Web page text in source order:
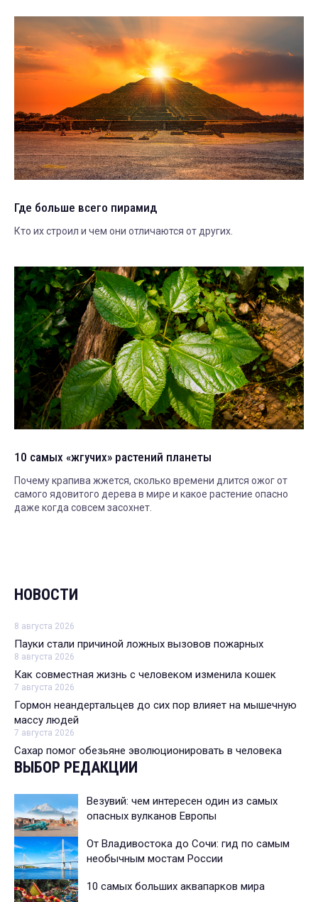
Где больше всего пирамид
Кто их строил и чем они отличаются от других.
10 самых «жгучих» растений планеты
Почему крапива жжется, сколько времени длится ожог от
самого ядовитого дерева в мире и какое растение опасно
даже когда совсем засохнет.
НОВОСТИ
8 августа 2026
Пауки стали причиной ложных вызовов пожарных
8 августа 2026
Как совместная жизнь с человеком изменила кошек
7 августа 2026
Гормон неандертальцев до сих пор влияет на мышечную
массу людей
7 августа 2026
Сахар помог обезьяне эволюционировать в человека
ВЫБОР РЕДАКЦИИ
Везувий: чем интересен один из самых
опасных вулканов Европы
От Владивостока до Сочи: гид по самым
необычным мостам России
10 самых больших аквапарков мира